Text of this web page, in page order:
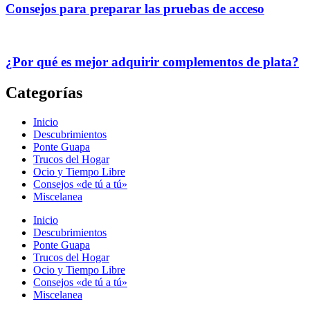
Consejos para preparar las pruebas de acceso
¿Por qué es mejor adquirir complementos de plata?
Categorías
Inicio
Descubrimientos
Ponte Guapa
Trucos del Hogar
Ocio y Tiempo Libre
Consejos «de tú a tú»
Miscelanea
Inicio
Descubrimientos
Ponte Guapa
Trucos del Hogar
Ocio y Tiempo Libre
Consejos «de tú a tú»
Miscelanea